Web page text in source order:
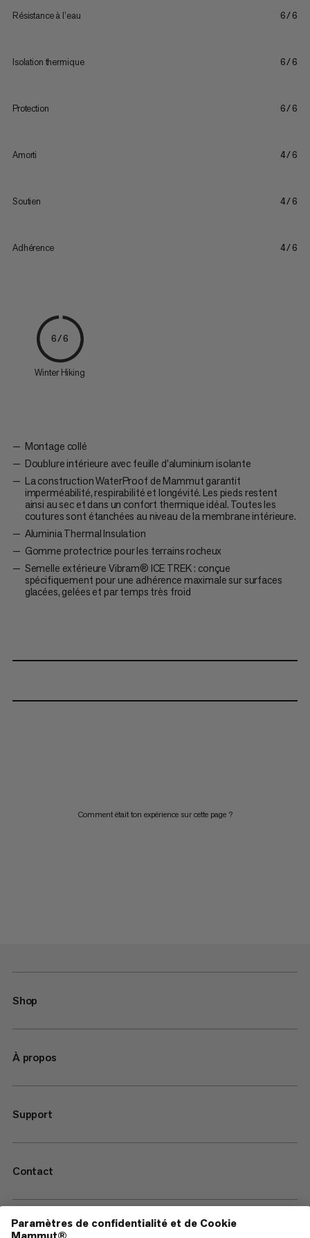
Résistance à l’eau 6/6
Isolation thermique 6/6
Protection 6/6
Amorti 4/6
Soutien 4/6
Adhérence 4/6
6/6
Winter Hiking
Montage collé
Doublure intérieure avec feuille d’aluminium isolante
La construction WaterProof de Mammut garantit
imperméabilité, respirabilité et longévité. Les pieds restent
ainsi au sec et dans un confort thermique idéal. Toutes les
coutures sont étanchées au niveau de la membrane intérieure.
Aluminia Thermal Insulation
Gomme protectrice pour les terrains rocheux
Semelle extérieure Vibram® ICE TREK : conçue
spécifiquement pour une adhérence maximale sur surfaces
glacées, gelées et par temps très froid
Comment était ton expérience sur cette page ?
Shop
À propos
Support
Contact